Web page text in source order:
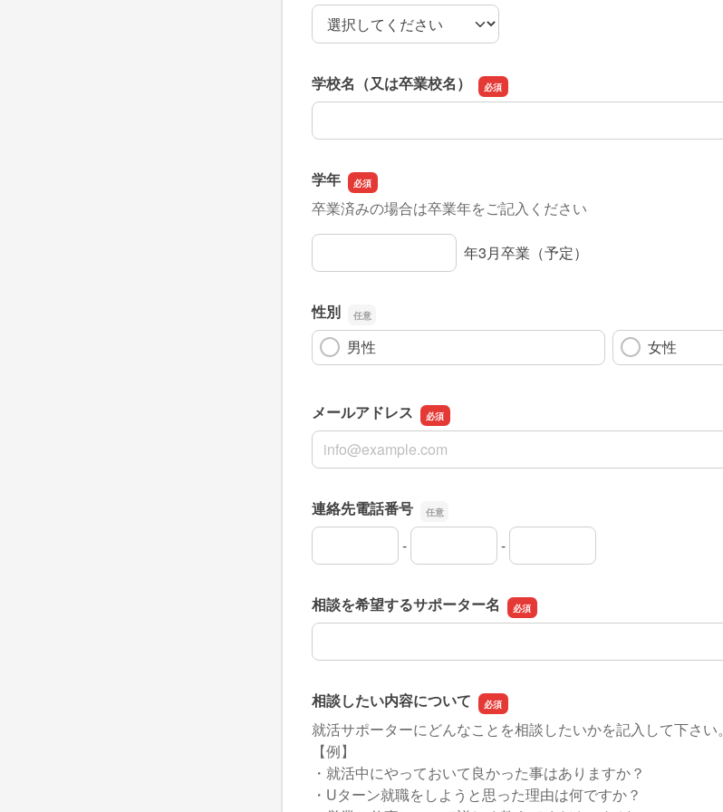
属性
学校名（又は卒業校名）
学校名（又は卒業校名）
学年
卒業済みの場合は卒業年をご記入ください
学年
年3月卒業（予定）
性別
男性
女性
メールアドレス
メールアドレス
連絡先電話番号
連絡先電話番号の市外局番
-
連絡先電話番号の市内局番 -
連絡先電話番号の加入者番号
相談を希望するサポーター名
相談を希望するサポーター名
相談したい内容について
就活サポーターにどんなことを相談したいかを記入して下さい。
【例】
・就活中にやっておいて良かった事はありますか？
・Uターン就職をしようと思った理由は何ですか？